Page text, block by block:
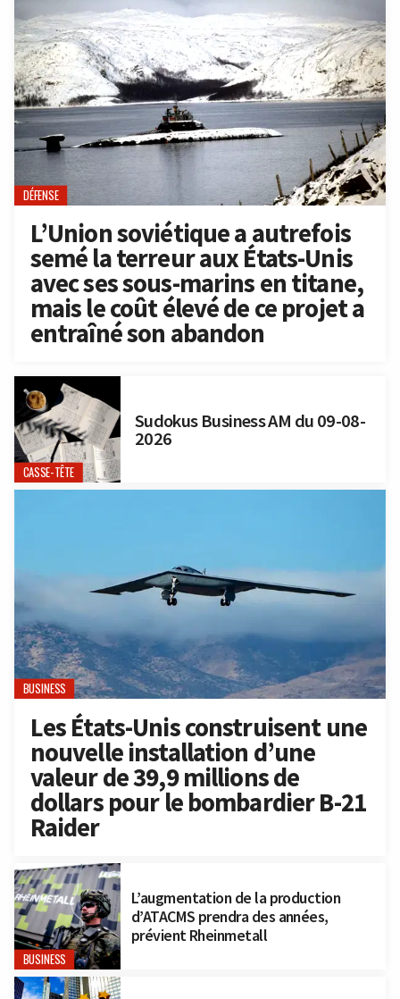
DÉFENSE
L’Union soviétique a autrefois
semé la terreur aux États-Unis
avec ses sous-marins en titane,
mais le coût élevé de ce projet a
entraîné son abandon
CASSE-TÊTE
Sudokus Business AM du 09-08-
2026
BUSINESS
Les États-Unis construisent une
nouvelle installation d’une
valeur de 39,9 millions de
dollars pour le bombardier B-21
Raider
BUSINESS
L’augmentation de la production
d’ATACMS prendra des années,
prévient Rheinmetall